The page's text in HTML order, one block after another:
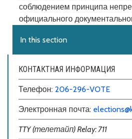
соблюдением принципа
официального
In this section
КОНТАКТНАЯ ИНФОРМАЦИЯ
Телефон: 206-296-VOTE
Электронная почта:
TTY (телетайп) Relay: 711